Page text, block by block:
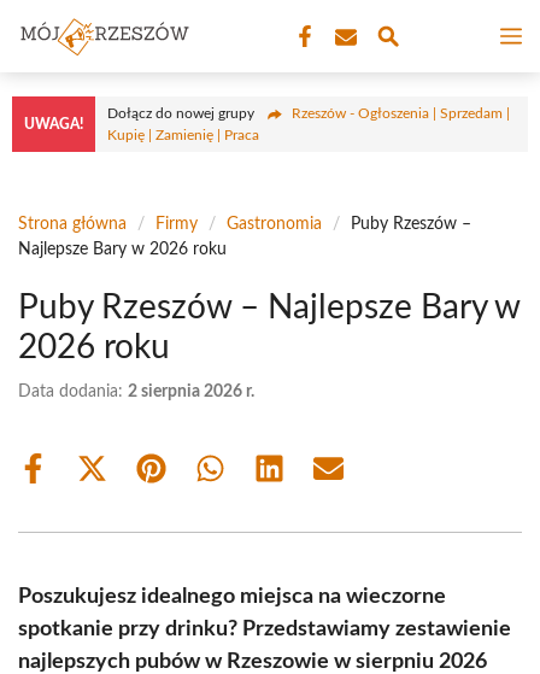
treści
UWAGA!
Dołącz do nowej grupy
Rzeszów - Ogłoszenia | Sprzedam |
Kupię | Zamienię | Praca
Strona główna / Firmy / Gastronomia /
Puby Rzeszów –
Najlepsze Bary w 2026 roku
Puby Rzeszów – Najlepsze Bary w
2026 roku
Data dodania: 2 sierpnia 2026 r.
Share
Share
(Twitter)
Share Share Share Share
Poszukujesz idealnego miejsca na wieczorne
spotkanie przy drinku? Przedstawiamy zestawienie
najlepszych pubów w Rzeszowie w sierpniu 2026